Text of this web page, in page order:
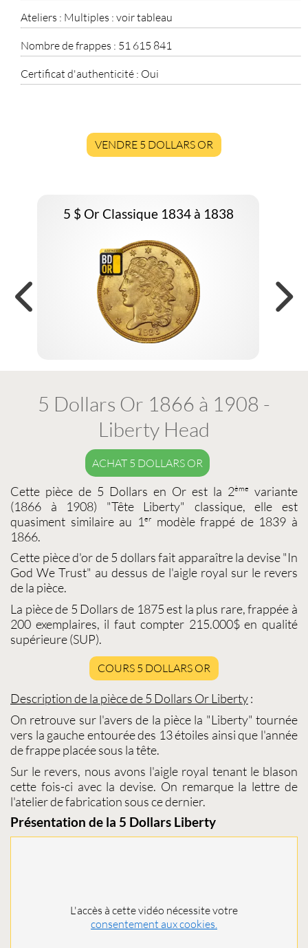
Ateliers : Multiples : voir tableau
Nombre de frappes : 51 615 841
Certificat d'authenticité : Oui
VENDRE 5 DOLLARS OR
5 $ Or Classique 1834 à 1838
5 Dollars Or 1866 à 1908 -
Liberty Head
ACHAT 5 DOLLARS OR
Cette pièce de 5 Dollars en Or est la 2ème
variante
(1866 à 1908) "Tête Liberty" classique, elle est
quasiment similaire au 1 ermodèle frappé de 1839 à
1866.
Cette pièce d'or de 5 dollarsfait apparaître la devise "In
God We Trust" au dessus de l'aigle royal sur le revers
de la pièce.
La pièce de 5 Dollars de 1875est la plus rare, frappée à
200 exemplaires, il faut compter 215.000$ en qualité
supérieure (SUP).
COURS 5 DOLLARS OR
Description de la pièce de5 Dollars Or Liberty:
On retrouve sur l'avers de la pièce la "Liberty" tournée
vers la gauche entourée des 13 étoiles ainsi que l'année
de frappe placée sous la tête.
Sur le revers, nous avons l'aigle royal tenant le blason
cette fois-ci avec la devise. On remarque la lettre de
l'atelier de fabrication sous ce dernier.
Présentation de la 5 Dollars Liberty
L'accès à cette vidéo nécessite votre
consentement aux cookies.